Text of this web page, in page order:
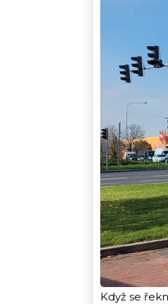
Když se